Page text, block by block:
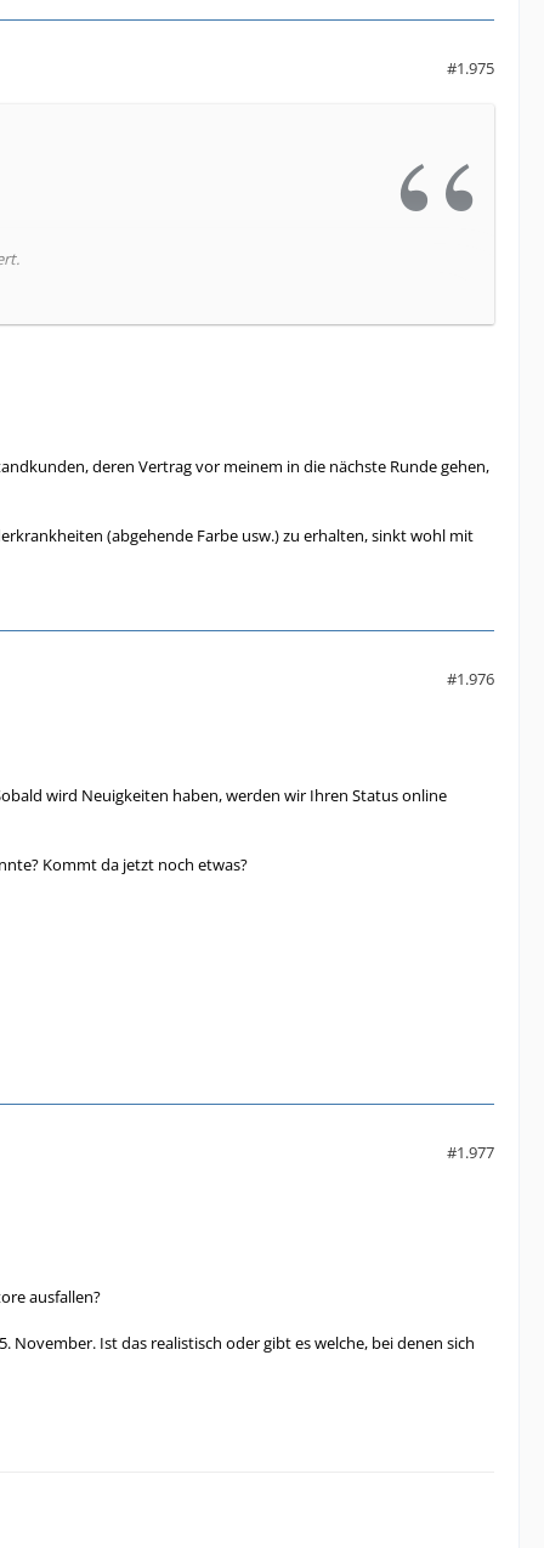
#1.975
deren Vertrag vor meinem in die nächste Runde gehen,
(abgehende Farbe usw.) zu erhalten, sinkt wohl mit
#1.976
wird Neuigkeiten haben, werden wir Ihren Status online
Kommt da jetzt noch etwas?
#1.977
ausfallen?
Ist das realistisch oder gibt es welche, bei denen sich